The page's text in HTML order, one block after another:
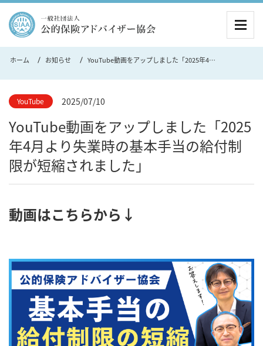
ホーム お知らせ YouTube動画をアップしました「2025年4月より失業時の基本手当の給付制限が短縮されました」
YouTube動画をアップしました「2025
年4月より失業時の基本手当の給付制
限が短縮されました」
YouTube 2025/07/10
動画はこちらから↓